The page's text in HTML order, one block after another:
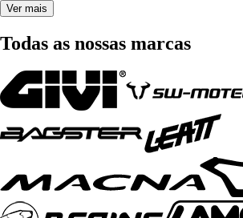
Ver mais
Todas as nossas marcas